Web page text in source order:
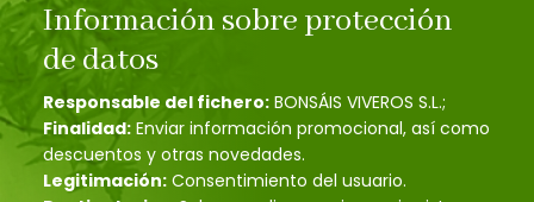
Información sobre protección
de datos
Responsable del fichero: BONSÁIS VIVEROS S.L.;
Finalidad: Enviar información promocional, así como
descuentos y otras novedades.
Legitimación: Consentimiento del usuario.